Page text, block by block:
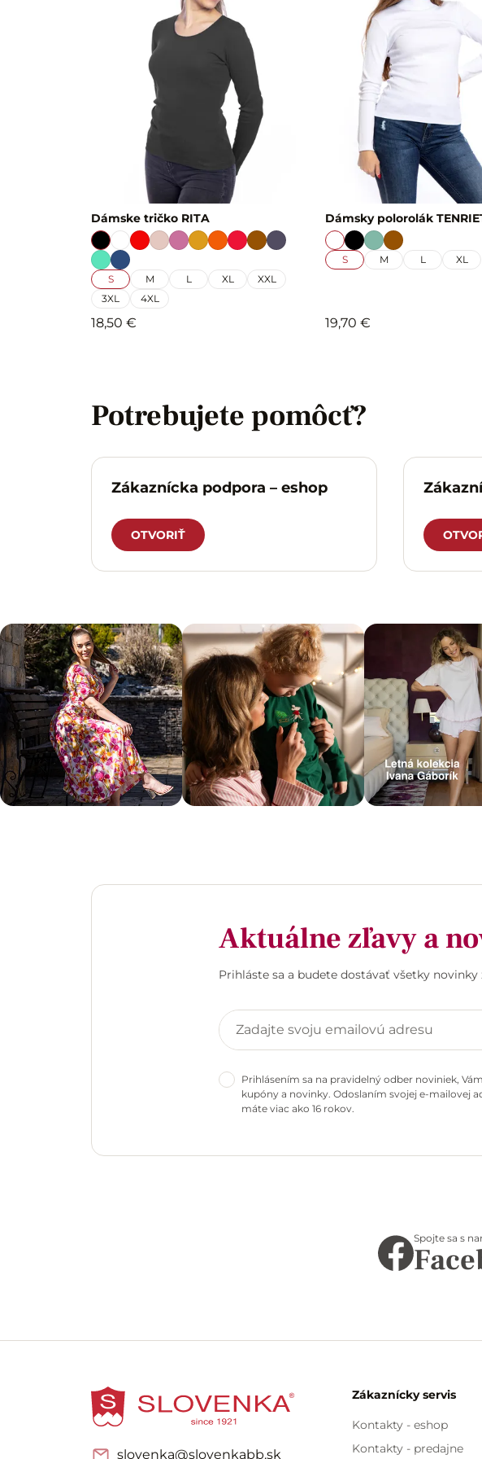
Dámske tričko RITA
S M L XL
XXL
3XL
4XL
18,50 €
Dámsky polorolák
S M L XL
19,70 €
Potrebujete pomôcť?
Zákaznícka podpora – eshop
OTVORIŤ
Aktuálne zľavy a
Prihláste sa a budete dostávať všetky
Prihlásením sa na pravidelný odber noviniek,
kupóny a novinky. Odoslaním svojej e-mailovej
máte viac ako 16 rokov.
Spojte sa s
slovenka@slovenkabb.sk
Zákaznícky servis
Kontakty - eshop
Kontakty - predajne